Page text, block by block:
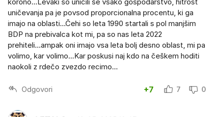
uničevanja pa je povsod proporcionalna procentu, ki ga
imajo na oblasti...Čehi so leta 1990 startali s pol manjšim
BDP na prebivalca kot mi, pa so nas leta 2022
prehiteli...ampak oni imajo vsa leta bolj desno oblast, mi pa
volimo, kar volimo...Kar poskusi naj kdo na češkem hoditi
naokoli z rdečo zvezdo recimo...
Odgovori +7 7 0